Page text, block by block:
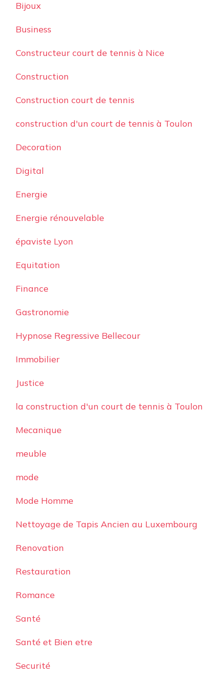
Bijoux
Business
Constructeur court de tennis à Nice
Construction
Construction court de tennis
construction d'un court de tennis à Toulon
Decoration
Digital
Energie
Energie rénouvelable
épaviste Lyon
Equitation
Finance
Gastronomie
Hypnose Regressive Bellecour
Immobilier
Justice
la construction d'un court de tennis à Toulon
Mecanique
meuble
mode
Mode Homme
Nettoyage de Tapis Ancien au Luxembourg
Renovation
Restauration
Romance
Santé
Santé et Bien etre
Securité